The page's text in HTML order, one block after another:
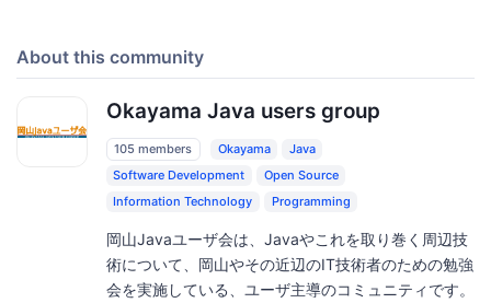
About this community
Okayama Java users group
105 members Okayama
Java
Software Development
Open Source
Information Technology
Programming
岡山Javaユーザ会は、Javaやこれを取り巻く周辺技
術について、岡山やその近辺のIT技術者のための勉強
会を実施している、ユーザ主導のコミュニティです。